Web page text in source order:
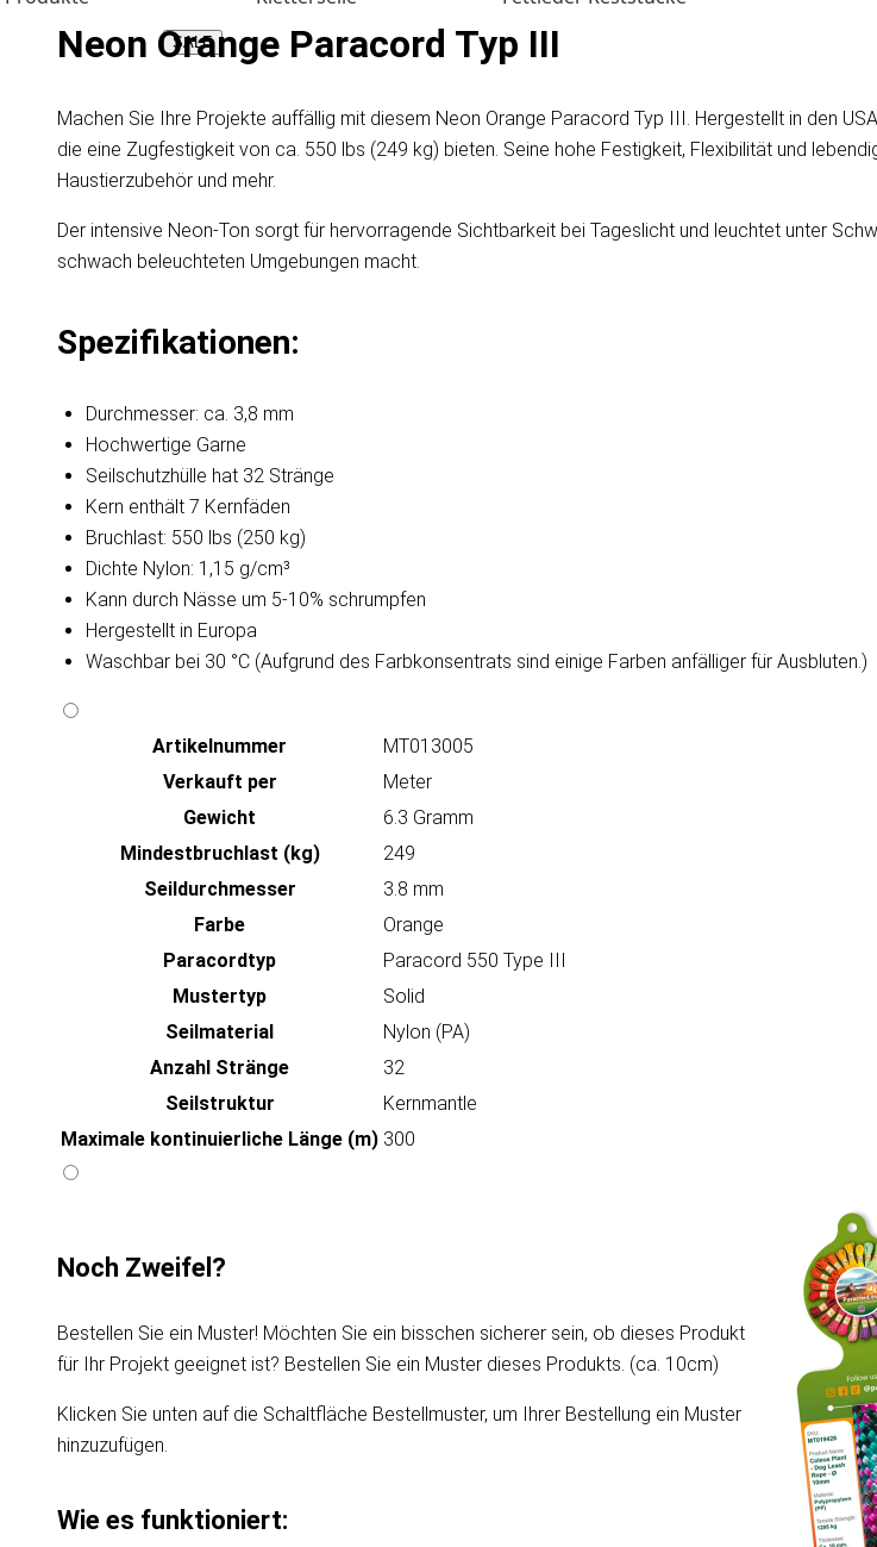
SALE
Neon Orange Paracord Typ III
Machen Sie Ihre Projekte auffällig mit diesem Neon Orange Paracord Typ III. Hergestellt in den
die eine Zugfestigkeit von ca. 550 lbs (249 kg) bieten. Seine hohe Festigkeit, Flexibilität und
Haustierzubehör und mehr.
Der intensive Neon-Ton sorgt für hervorragende Sichtbarkeit bei Tageslicht und leuchtet unter
schwach beleuchteten Umgebungen macht.
Spezifikationen:
Durchmesser: ca. 3,8 mm
Hochwertige Garne
Seilschutzhülle hat 32 Stränge
Kern enthält 7 Kernfäden
Bruchlast: 550 lbs (250 kg)
Dichte Nylon: 1,15 g/cm³
Kann durch Nässe um 5-10% schrumpfen
Hergestellt in Europa
Waschbar bei 30 °C (Aufgrund des Farbkonsentrats sind einige Farben anfälliger für Ausbluten.)
Artikeln‌ummer
MT013005
Verkauft per
Meter
Gewicht
6.3 Gramm
Mindestbruchlast (kg)
249
Seildurchmesser
3.8 mm
Farbe
Orange
Paracordtyp
Paracord 550 Type III
Mustertyp
Solid
Seilmaterial
Nylon (PA)
Anzahl Stränge
32
Seilstruktur
Kernmantle
Maximale kontinuierliche Länge (m) 300
Noch Zweifel?
Bestellen Sie ein Muster! Möchten Sie ein bisschen sicherer sein, ob dieses Produkt
für Ihr Projekt geeignet ist? Bestellen Sie ein Muster dieses Produkts. (ca. 10cm)
Klicken Sie unten auf die Schaltfläche Bestellmuster, um Ihrer Bestellung ein Muster
hinzuzufügen.
Wie es funktioniert: